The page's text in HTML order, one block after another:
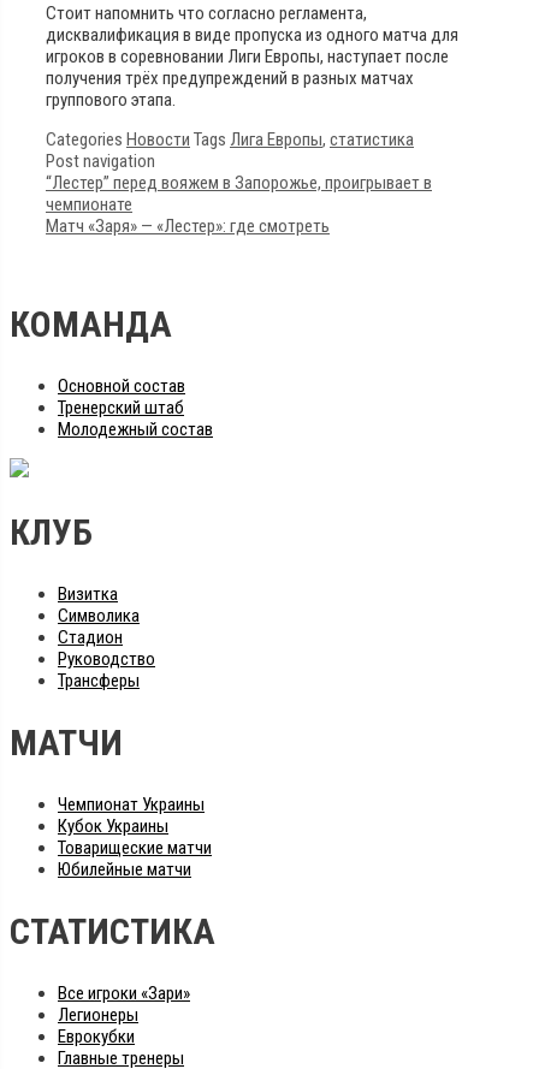
Стоит напомнить что согласно регламента,
дисквалификация в виде пропуска из одного матча для
игроков в соревновании Лиги Европы, наступает после
получения трёх предупреждений в разных матчах
группового этапа.
Categories Новости Tags Лига Европы, статистика
Post navigation
“Лестер” перед вояжем в Запорожье, проигрывает в
чемпионате
Матч «Заря» — «Лестер»: где смотреть
КОМАНДА
Основной состав
Тренерский штаб
Молодежный состав
КЛУБ
Визитка
Символика
Стадион
Руководство
Трансферы
МАТЧИ
Чемпионат Украины
Кубок Украины
Товарищеские матчи
Юбилейные матчи
СТАТИСТИКА
Все игроки «Зари»
Легионеры
Еврокубки
Главные тренеры